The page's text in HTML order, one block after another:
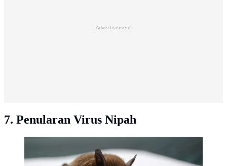
Advertisement
7. Penularan Virus Nipah
kelelawar buah. (unsplash/todd cravens).